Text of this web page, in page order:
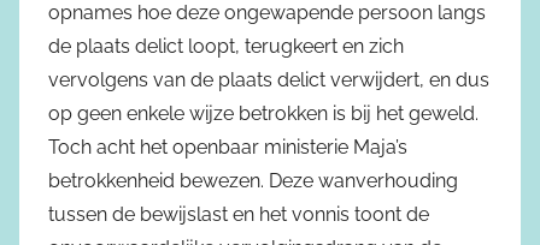
opnames hoe deze ongewapende persoon langs
de plaats delict loopt, terugkeert en zich
vervolgens van de plaats delict verwijdert, en dus
op geen enkele wijze betrokken is bij het geweld.
Toch acht het openbaar ministerie Maja’s
betrokkenheid bewezen. Deze wanverhouding
tussen de bewijslast en het vonnis toont de